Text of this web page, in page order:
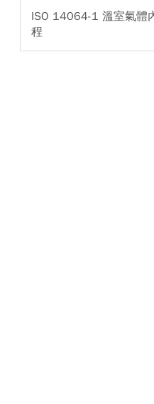
ISO 14064-1 溫室氣體
程